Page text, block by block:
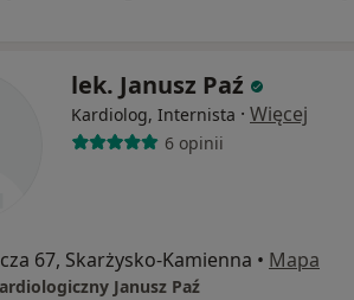
lek. Janusz Paź
Kardiolog, Internista · Więcej
6 opinii
67, Skarżysko-Kamienna • Mapa
Janusz Paź